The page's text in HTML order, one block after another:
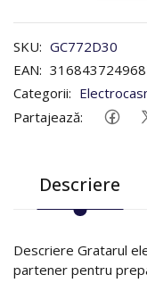
SKU: GC772D30
EAN:
Categorii:
Partajează:
Descriere
Descriere Gratarul
partener pentru